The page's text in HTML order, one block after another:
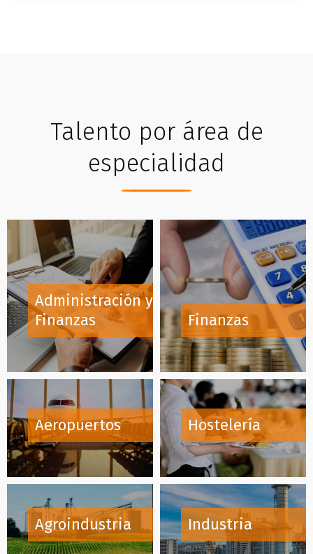
Talento por área de
especialidad
Administración y
Finanzas
Aeropuertos
Agroindustria
Finanzas
Hostelería
Industria